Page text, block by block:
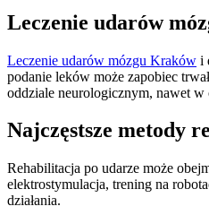
Leczenie udarów
Leczenie udarów mózgu Kraków i
podanie leków może zapobiec
oddziale neurologicznym, nawet
Najczęstsze metody
Rehabilitacja po udarze może
elektrostymulacja, trening na
działania.